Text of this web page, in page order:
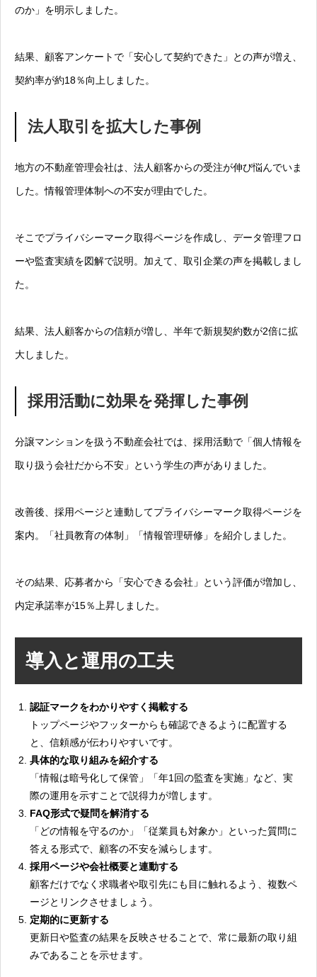
のか」を明示しました。
結果、顧客アンケートで「安心して契約できた」との声が増え、
契約率が約18％向上しました。
法人取引を拡大した事例
地方の不動産管理会社は、法人顧客からの受注が伸び悩んでいま
した。情報管理体制への不安が理由でした。
そこでプライバシーマーク取得ページを作成し、データ管理フロ
ーや監査実績を図解で説明。加えて、取引企業の声を掲載しまし
た。
結果、法人顧客からの信頼が増し、半年で新規契約数が2倍に拡
大しました。
採用活動に効果を発揮した事例
分譲マンションを扱う不動産会社では、採用活動で「個人情報を
取り扱う会社だから不安」という学生の声がありました。
改善後、採用ページと連動してプライバシーマーク取得ページを
案内。「社員教育の体制」「情報管理研修」を紹介しました。
その結果、応募者から「安心できる会社」という評価が増加し、
内定承諾率が15％上昇しました。
導入と運用の工夫
認証マークをわかりやすく掲載する
トップページやフッターからも確認できるように配置する
と、信頼感が伝わりやすいです。
具体的な取り組みを紹介する
「情報は暗号化して保管」「年1回の監査を実施」など、実
際の運用を示すことで説得力が増します。
FAQ形式で疑問を解消する
「どの情報を守るのか」「従業員も対象か」といった質問に
答える形式で、顧客の不安を減らします。
採用ページや会社概要と連動する
顧客だけでなく求職者や取引先にも目に触れるよう、複数ペ
ージとリンクさせましょう。
定期的に更新する
更新日や監査の結果を反映させることで、常に最新の取り組
みであることを示せます。